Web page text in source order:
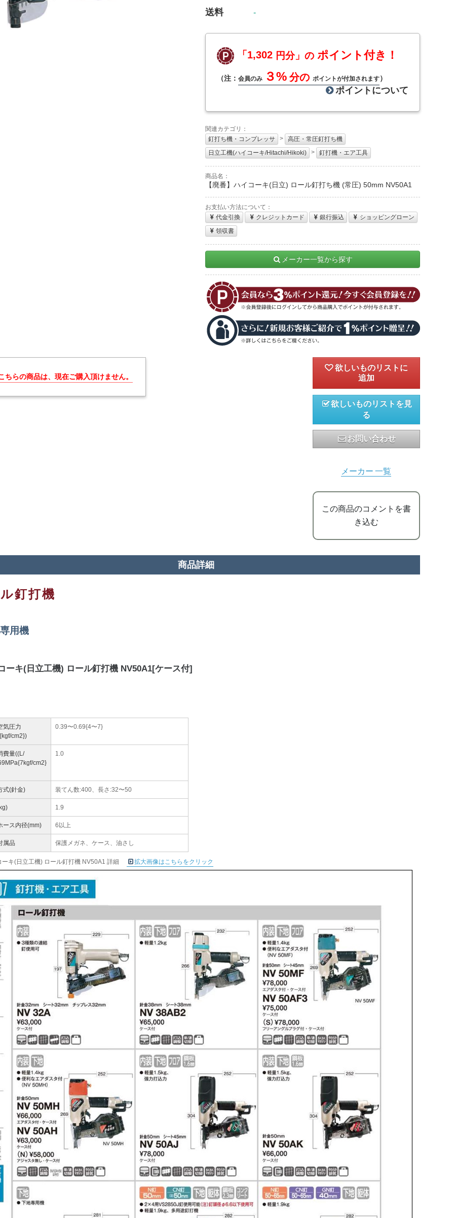
送料 -
「1,302 円分」のポイント付き！
（注： 会員のみ ３% 分のポイントが付加されます）
ポイントについて
関連カテゴリ：
釘打ち機・コンプレッサ
>
高圧・常圧釘打ち機
日立工機(ハイコーキ/Hitachi/Hikoki)
> 釘打機・エア工具
商品名：
【廃番】ハイコーキ(日立) ロール釘打ち機 (常圧) 50mm NV50A1
お支払い方法について：
代金引換
クレジットカード 銀行振込
ショッピングローン
領収書
メーカー一覧から探す
ちらの商品は、現在ご購入頂けません。
欲しいものリストを見
る
お問い合わせ
メーカー 一覧
この商品のコメントを書
き込む
商品詳細
釘打機
用機
ーキ(日立工機) ロール釘打機 NV50A1[ケース付]
気圧力
cm2})
0.39〜0.69{4〜7}
費量((L/
cm2}
1.0
式(針金) 装てん数:400、長さ:32〜50
1.9
ース内径(mm) 6以上
属品 保護メガネ、ケース、油さし
ーキ(日立工機) ロール釘打機 NV50A1 詳細 拡大画像はこちらをクリック